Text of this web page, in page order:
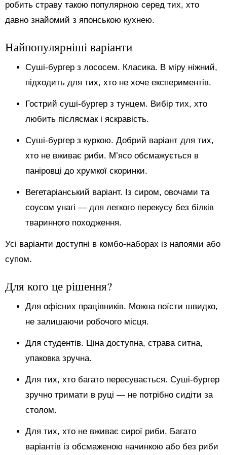
робить страву такою популярною серед тих, хто
давно знайомий з японською кухнею.
Найпопулярніші варіанти
Суші-бургер з лососем. Класика. В міру ніжний,
підходить для тих, хто не хоче експериментів.
Гострий суші-бургер з тунцем. Вибір тих, хто
любить післясмак і яскравість.
Суші-бургер з куркою. Добрий варіант для тих,
хто не вживає риби. М’ясо обсмажується в
паніровці до хрумкої скоринки.
Вегетаріанський варіант. Із сиром, овочами та
соусом унагі — для легкого перекусу без білків
тваринного походження.
Усі варіанти доступні в комбо-наборах із напоями або
супом.
Для кого це рішення?
Для офісних працівників. Можна поїсти швидко,
не залишаючи робочого місця.
Для студентів. Ціна доступна, страва ситна,
упаковка зручна.
Для тих, хто багато пересувається. Суші-бургер
зручно тримати в руці — не потрібно сидіти за
столом.
Для тих, хто не вживає сирої риби. Багато
варіантів із обсмаженою начинкою або без риби